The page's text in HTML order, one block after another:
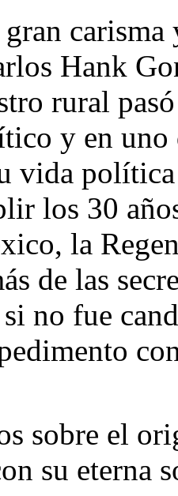
Hank
rural
y en
vida
los 30
la
de las
no fue
sobre el
su eterna